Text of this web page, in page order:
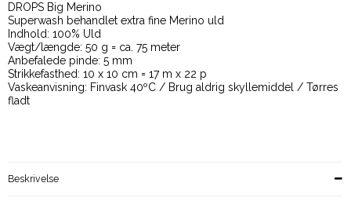
DROPS Big Merino
Superwash behandlet extra fine Merino uld
Indhold: 100% Uld
Vægt/længde: 50 g = ca. 75 meter
Anbefalede pinde: 5 mm
Strikkefasthed: 10 x 10 cm = 17 m x 22 p
Vaskeanvisning: Finvask 40ºC / Brug aldrig skyllemiddel / Tørres
fladt
Beskrivelse